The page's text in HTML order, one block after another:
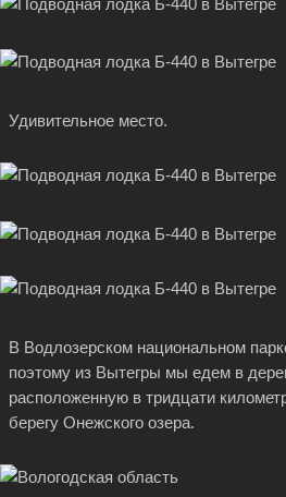
Удивительное место.
В Водлозерском национальном
поэтому из Вытегры мы едем в
расположенную в тридцати
берегу Онежского озера.